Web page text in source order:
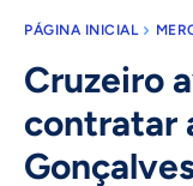
PÁGINA INICIAL
Cruzeiro
contratar